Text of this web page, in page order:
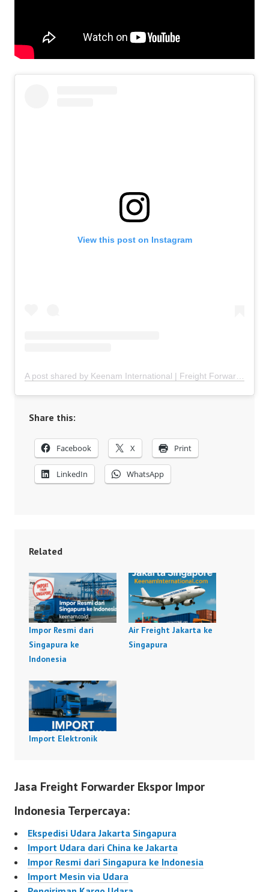
View this post on Instagram
Share this:
Facebook X Print
LinkedIn WhatsApp
Related
Impor Resmi dari
Singapura ke
Indonesia
Air Freight Jakarta ke
Singapura
Import Elektronik
Jasa Freight Forwarder Ekspor Impor
Indonesia Terpercaya:
Ekspedisi Udara Jakarta Singapura
Import Udara dari China ke Jakarta
Impor Resmi dari Singapura ke Indonesia
Import Mesin via Udara